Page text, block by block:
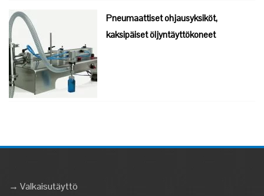
Pneumaattiset ohjausyksiköt,
kaksipäiset öljyntäyttökoneet
→ Valkaisutäyttö